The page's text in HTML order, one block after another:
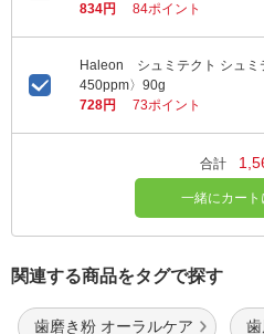
834円
84ポイント
Haleon シュミテクト シュミ
450ppm〉90g
728円
73ポイント
合計
一緒にカート
関連する商品をタグで探す
歯磨き粉 オーラルケア